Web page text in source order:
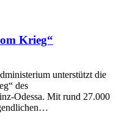
Krieg“
unterstützt die
des
Odessa. Mit rund 27.000